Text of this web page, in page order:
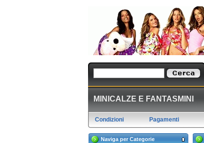
MINICALZE E FANTASMINI
Condizioni Pagamenti
Naviga per Categorie